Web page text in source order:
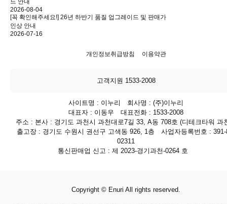
드 안내
2026-08-04
[꼭 확인해주세요!] 26년 하반기 품질 업그레이드 및 판매가
인상 안내
2026-07-16
개인정보취급방침 이용약관
고객지원 1533-2008
사이트명 : 이누리 회사명 : (주)이누리
대표자 : 이동우 대표전화 : 1533-2008
주소 : 본사 : 경기도 과천시 과천대로7길 33, A동 708호 (디테크타워 과
출고장 : 경기도 수원시 권선구 고색동 926, 1층 사업자등록번호 : 391-
02311
통신판매업 신고 : 제 2023-경기과천-0264 호
Copyright © Enuri All rights reserved.